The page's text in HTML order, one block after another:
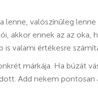
lenne, valószínűleg
akkor ennek az az
valami értékesre
márkája. Ha búzát
Add nekem